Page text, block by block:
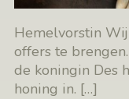
Hemelvorstin
offers te
de koningin Des
honing in. […]